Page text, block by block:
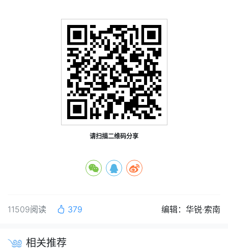
请扫描二维码分享
11509阅读 379 编辑：华锐·索南
相关推荐